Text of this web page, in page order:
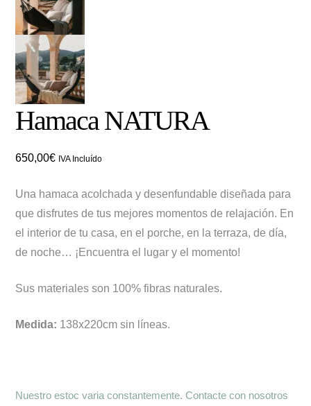
Hamaca NATURA
650,00€ IVA Incluído
Una hamaca acolchada y desenfundable diseñada para
que disfrutes de tus mejores momentos de relajación. En
el interior de tu casa, en el porche, en la terraza, de día,
de noche… ¡Encuentra el lugar y el momento!
Sus materiales son 100% fibras naturales.
Medida: 138x220cm sin líneas.
Nuestro estoc varia constantemente. Contacte con nosotros